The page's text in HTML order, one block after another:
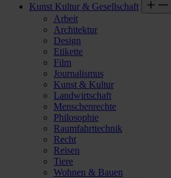
Kunst Kultur & Gesellschaft
Arbeit
Architektur
Design
Etikette
Film
Journalismus
Kunst & Kultur
Landwirtschaft
Menschenrechte
Philosophie
Raumfahrttechnik
Recht
Reisen
Tiere
Wohnen & Bauen